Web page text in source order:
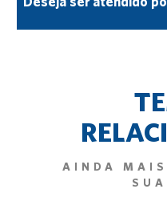
AINDA MAIS